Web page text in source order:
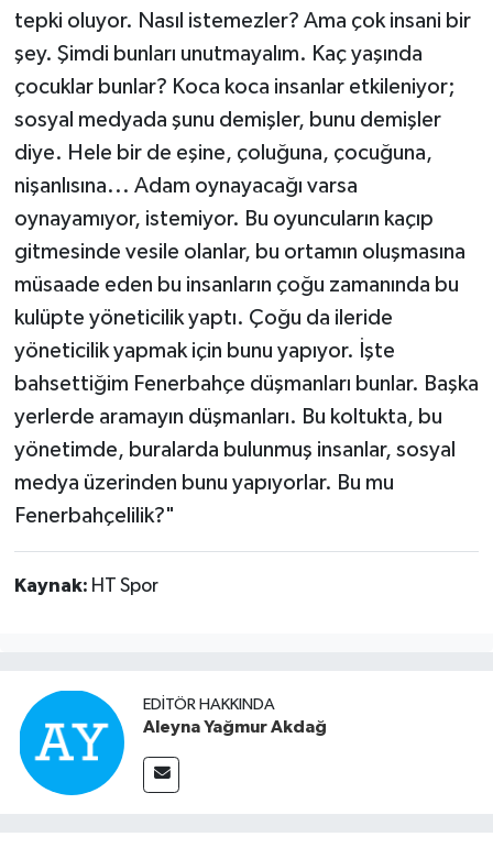
tepki oluyor. Nasıl istemezler? Ama çok insani bir
şey. Şimdi bunları unutmayalım. Kaç yaşında
çocuklar bunlar? Koca koca insanlar etkileniyor;
sosyal medyada şunu demişler, bunu demişler
diye. Hele bir de eşine, çoluğuna, çocuğuna,
nişanlısına... Adam oynayacağı varsa
oynayamıyor, istemiyor. Bu oyuncuların kaçıp
gitmesinde vesile olanlar, bu ortamın oluşmasına
müsaade eden bu insanların çoğu zamanında bu
kulüpte yöneticilik yaptı. Çoğu da ileride
yöneticilik yapmak için bunu yapıyor. İşte
bahsettiğim Fenerbahçe düşmanları bunlar. Başka
yerlerde aramayın düşmanları. Bu koltukta, bu
yönetimde, buralarda bulunmuş insanlar, sosyal
medya üzerinden bunu yapıyorlar. Bu mu
Fenerbahçelilik?"
Kaynak: HT Spor
EDITÖR HAKKINDA
Aleyna Yağmur Akdağ